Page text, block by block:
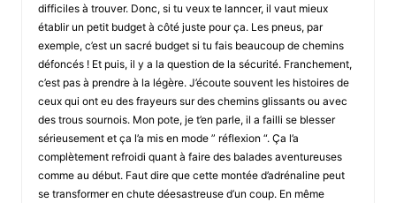
difficiles à trouver. Donc, si tu veux te lanncer, il vaut mieux
établir un petit budget à côté juste pour ça. Les pneus, par
exemple, c’est un sacré budget si tu fais beaucoup de chemins
défoncés ! Et puis, il y a la question de la sécurité. Franchement,
c’est pas à prendre à la légère. J’écoute souvent les histoires de
ceux qui ont eu des frayeurs sur des chemins glissants ou avec
des trous sournois. Mon pote, je t’en parle, il a failli se blesser
sérieusement et ça l’a mis en mode ” réflexion “. Ça l’a
complètement refroidi quant à faire des balades aventureuses
comme au début. Faut dire que cette montée d’adrénaline peut
se transformer en chute déesastreuse d’un coup. En même